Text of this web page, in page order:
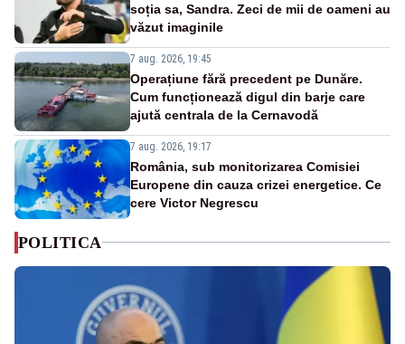
soția sa, Sandra. Zeci de mii de oameni au
văzut imaginile
7 aug. 2026, 19:45
Operațiune fără precedent pe Dunăre.
Cum funcționează digul din barje care
ajută centrala de la Cernavodă
7 aug. 2026, 19:17
România, sub monitorizarea Comisiei
Europene din cauza crizei energetice. Ce
cere Victor Negrescu
POLITICA